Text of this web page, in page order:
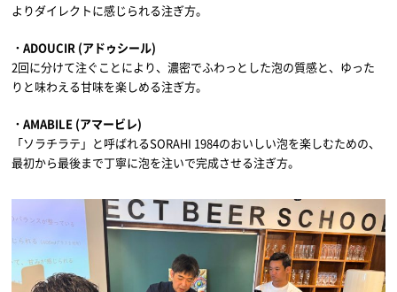
よりダイレクトに感じられる注ぎ方。
・ADOUCIR (アドゥシール)
2回に分けて注ぐことにより、濃密でふわっとした泡の質感と、ゆった
りと味わえる甘味を楽しめる注ぎ方。
・AMABILE (アマービレ)
「ソラチラテ」と呼ばれるSORAHI 1984のおいしい泡を楽しむための、
最初から最後まで丁寧に泡を注いで完成させる注ぎ方。